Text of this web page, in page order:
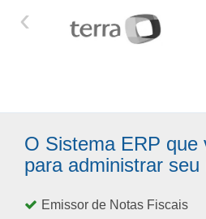
‹
O Sistema ERP que
para administrar seu
Emissor de Notas Fiscais